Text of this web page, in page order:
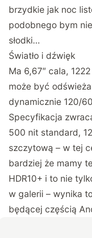
brzydkie jak noc
podobnego bym
słodki…
Światło i dźwięk
Ma 6,67″ cala,
może być
dynamicznie 120/
Specyfikacja
500 nit standard,
szczytową – w tej
bardziej że mamy
HDR10+ i to nie
w galerii – wynika
będącej częścią